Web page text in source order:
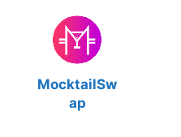
MocktailSw
ap